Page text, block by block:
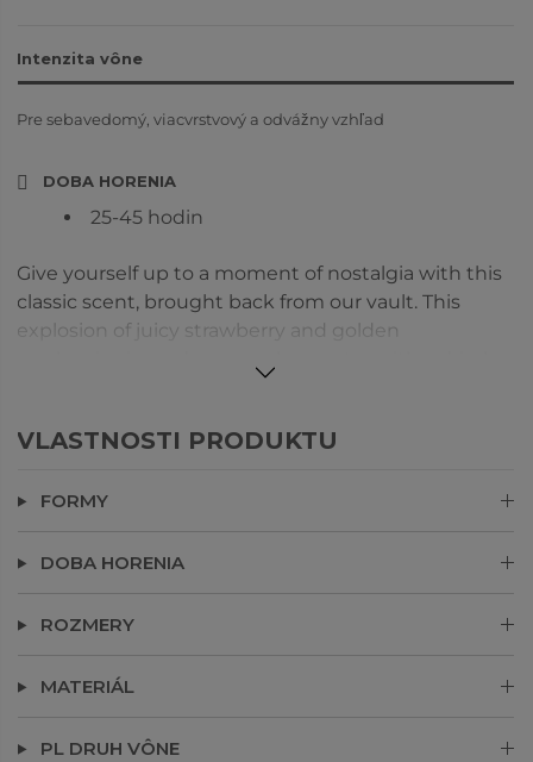
Intenzita vône
Pre sebavedomý, viacvrstvový a odvážny vzhľad
DOBA HORENIA
25-45 hodin
Give yourself up to a moment of nostalgia with this
classic scent, brought back from our vault. This
explosion of juicy strawberry and golden
vary.
VLASTNOSTI PRODUKTU
FORMY
DOBA HORENIA
ROZMERY
MATERIÁL
PL DRUH VÔNE